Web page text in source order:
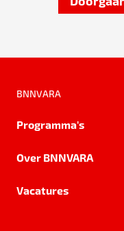
BNNVARA
Programma's
Over BNNVARA
Vacatures